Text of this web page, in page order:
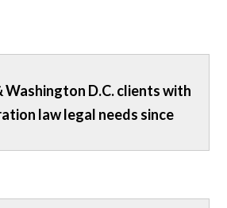
Washington D.C. clients with
law legal needs since